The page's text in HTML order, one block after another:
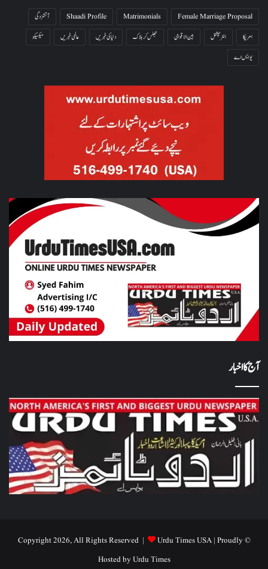
Female Marriage Proposal
Matrimonials
Shaadi Profile
آتشزدگی
امریکا
انٹرنیشنل بین الاقوامی جھلس کر ہلاک دنیا کی خبریں عالمی خبریں
میکسیکو
یو ایس اے
آج کا اخبار
© Copyright 2026, All Rights Reserved |
Urdu Times USA| Proudly
Hosted byUrdu Times